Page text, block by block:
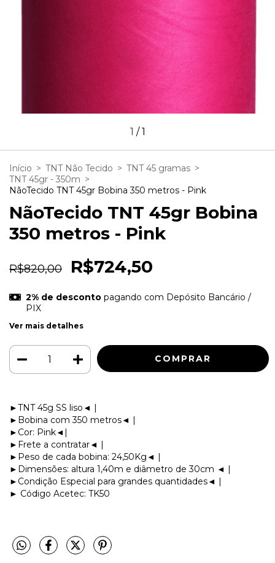
1 /1
Início > TNT Não Tecido > TNT 45 gramas >
TNT 45gr - 350m >
NãoTecido TNT 45gr Bobina 350 metros - Pink
NãoTecido TNT 45gr Bobina
350 metros - Pink
R$820,00 R$724,50
2% de descontopagando com Depósito Bancário /
PIX
Ver mais detalhes
►TNT 45g SS liso◄ |
►Bobina com 350 metros◄ |
►Cor: Pink◄|
►Frete a contratar◄ |
►Peso de cada bobina: 24,50Kg◄ |
►Dimensões: altura 1,40m e diâmetro de 30cm ◄ |
►Condição Especial para grandes quantidades◄ |
► Código Acetec: TK50